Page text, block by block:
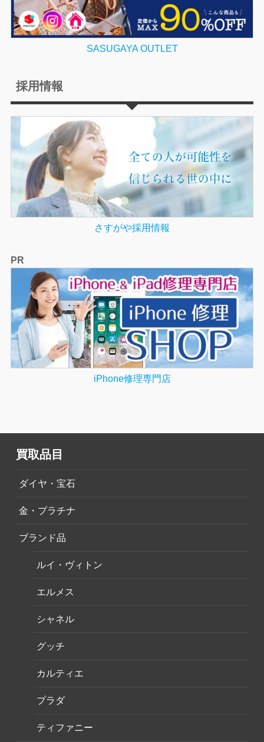
SASUGAYA OUTLET
採用情報
さすがや採用情報
PR
iPhone修理専門店
買取品目
ダイヤ・宝石
金・プラチナ
ブランド品
ルイ・ヴィトン
エルメス
シャネル
グッチ
カルティエ
プラダ
ティファニー